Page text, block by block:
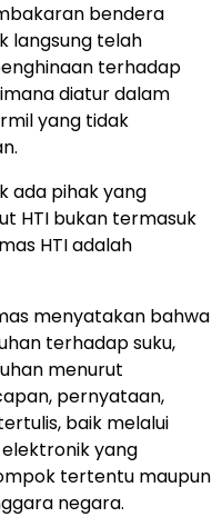
bendera
langsung telah
terhadap
diatur dalam
yang tidak
ada pihak yang
HTI bukan termasuk
HTI adalah
menyatakan bahwa
terhadap suku,
menurut
pernyataan,
baik melalui
yang
tertentu maupun
negara.